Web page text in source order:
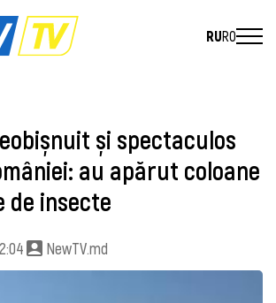
RURO
și spectaculos
au apărut coloane
de insecte
NewTV.md